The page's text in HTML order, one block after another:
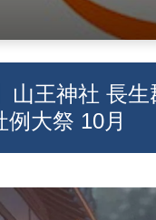
山王神社 長
例大祭 10月